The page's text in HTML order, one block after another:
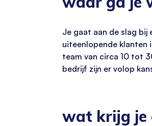
Je gaat aan de slag
uiteenlopende klanten
team van circa 10 tot
bedrijf zijn er volop
wat krijg je